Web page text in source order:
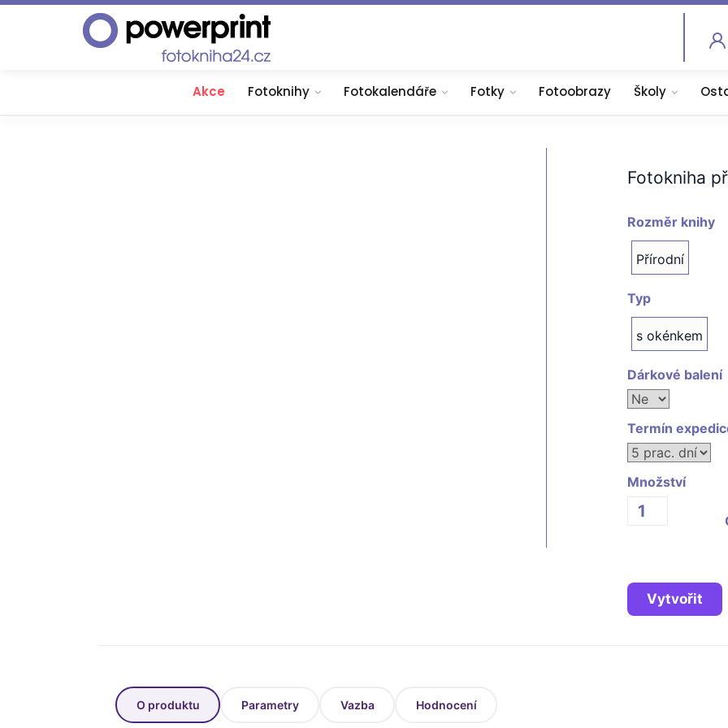
Akce Fotoknihy Fotokalendáře Fotky Fotoobrazy Školy
Fotokniha
Rozměr knihy
Přírodní
Typ
s okénkem
Dárkové balení
Termín
Množství
Vytvořit
O produktu Parametry Vazba Hodnocení